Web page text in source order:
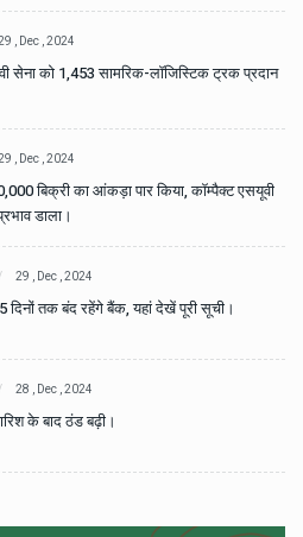
, Dec , 2024
सेना को 1,453 सामरिक-लॉजिस्टिक ट्रक प्रदान
, Dec , 2024
बिक्री का आंकड़ा पार किया, कॉम्पैक्ट एसयूवी
डाला।
29 , Dec , 2024
दिनों तक बंद रहेंगे बैंक, यहां देखें पूरी सूची।
28 , Dec , 2024
के बाद ठंड बढ़ी।